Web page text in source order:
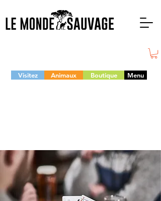
Visitez Animaux Boutique Menu